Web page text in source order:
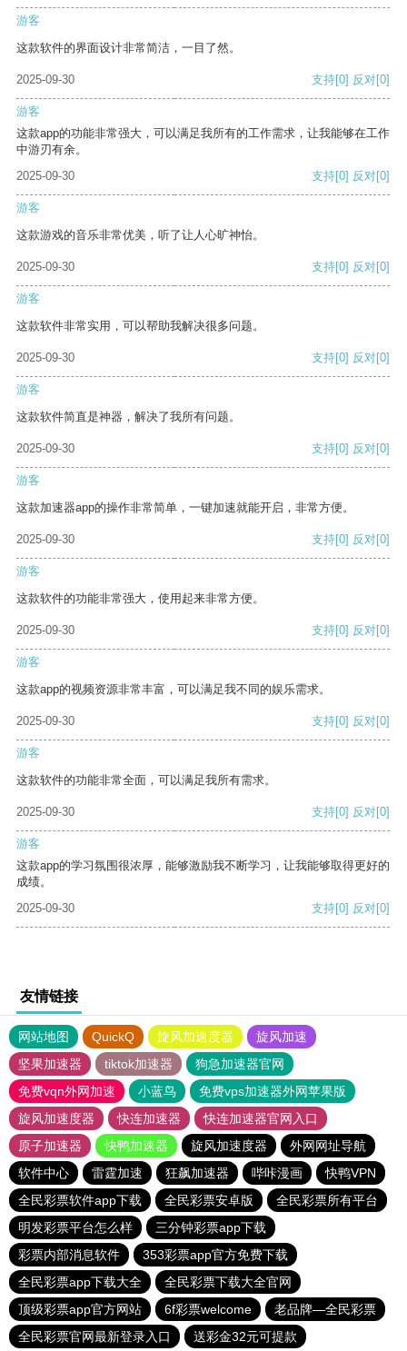
游客
这款软件的界面设计非常简洁，一目了然。
2025-09-30 支持[0] 反对[0]
游客
这款app的功能非常强大，可以满足我所有的工作需求，让我能够在工作
中游刃有余。
2025-09-30
支持[0] 反对[0]
游客
这款游戏的音乐非常优美，听了让人心旷神怡。
2025-09-30 支持[0] 反对[0]
游客
这款软件非常实用，可以帮助我解决很多问题。
2025-09-30 支持[0] 反对[0]
游客
这款软件简直是神器，解决了我所有问题。
2025-09-30 支持[0] 反对[0]
游客
这款加速器app的操作非常简单，一键加速就能开启，非常方便。
2025-09-30 支持[0] 反对[0]
游客
这款软件的功能非常强大，使用起来非常方便。
2025-09-30 支持[0] 反对[0]
游客
这款app的视频资源非常丰富，可以满足我不同的娱乐需求。
2025-09-30 支持[0] 反对[0]
游客
这款软件的功能非常全面，可以满足我所有需求。
2025-09-30 支持[0] 反对[0]
游客
这款app的学习氛围很浓厚，能够激励我不断学习，让我能够取得更好的
成绩。
2025-09-30
支持[0] 反对[0]
友情链接
网站地图 QuickQ 旋风加速度器
旋风加速
坚果加速器
tiktok加速器
狗急加速器官网
免费vqn外网加速
小蓝鸟
免费vps加速器外网苹果版
旋风加速度器
快连加速器
快连加速器官网入口
原子加速器
快鸭加速器 旋风加速度器
外网网址导航
软件中心
雷霆加速 狂飙加速器 哔咔漫画
快鸭VPN
全民彩票软件app下载
全民彩票安卓版
全民彩票所有平台
明发彩票平台怎么样
三分钟彩票app下载
彩票内部消息软件
353彩票app官方免费下载
全民彩票app下载大全
全民彩票下载大全官网
顶级彩票app官方网站
6f彩票welcome
老品牌—全民彩票
全民彩票官网最新登录入口
送彩金32元可提款